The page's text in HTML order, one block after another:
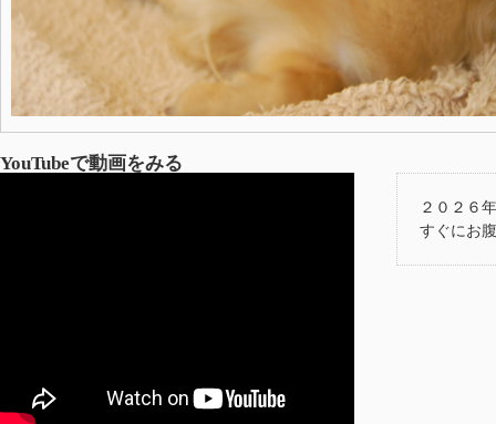
YouTubeで動画をみる
２０２６
すぐにお